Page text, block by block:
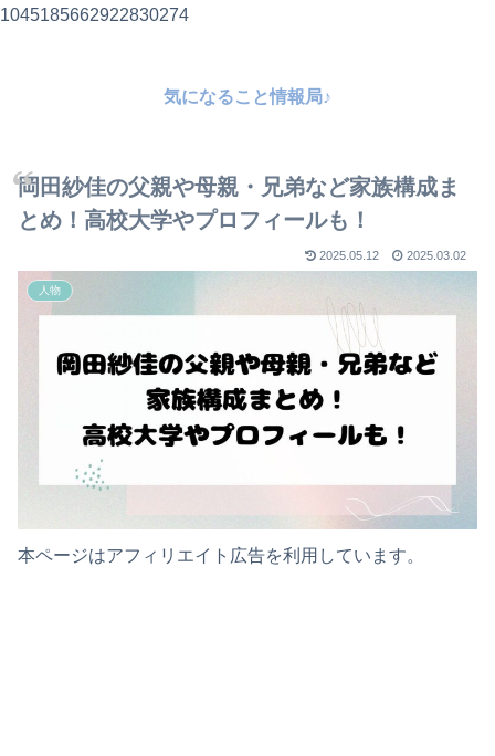
1045185662922830274
気になること情報局♪
岡田紗佳の父親や母親・兄弟など家族構成ま
とめ！高校大学やプロフィールも！
2025.05.12 2025.03.02
人物
本ページはアフィリエイト広告を利用しています。